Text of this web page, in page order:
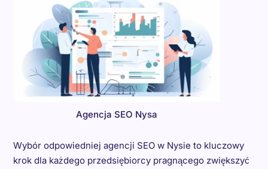
Agencja SEO Nysa
Wybór odpowiedniej agencji SEO w Nysie to kluczowy
krok dla każdego przedsiębiorcy pragnącego zwiększyć